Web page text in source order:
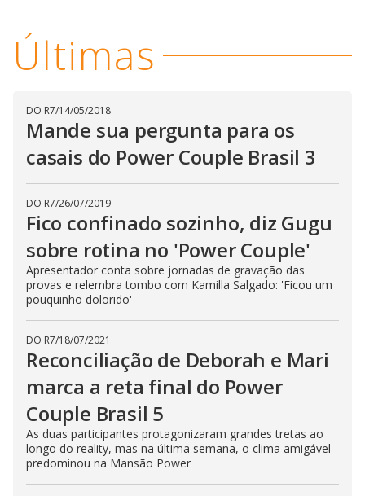
e
o
Últimas
DO R7/14/05/2018
Mande sua pergunta para os
casais do Power Couple Brasil 3
DO R7/26/07/2019
Fico confinado sozinho, diz Gugu
sobre rotina no 'Power Couple'
Apresentador conta sobre jornadas de gravação das
provas e relembra tombo com Kamilla Salgado: 'Ficou um
pouquinho dolorido'
DO R7/18/07/2021
Reconciliação de Deborah e Mari
marca a reta final do Power
Couple Brasil 5
As duas participantes protagonizaram grandes tretas ao
longo do reality, mas na última semana, o clima amigável
predominou na Mansão Power